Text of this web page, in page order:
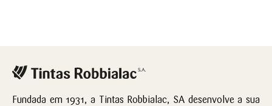
Fundada em 1931, a Tintas Robbialac, SA desenvolve a sua